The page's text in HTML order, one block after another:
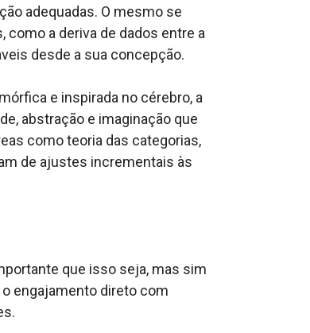
adequadas. O mesmo se
a deriva de dados entre a
desde a sua concepção.
e inspirada no cérebro, a
abstração e imaginação que
como teoria das categorias,
de ajustes incrementais às
que isso seja, mas sim
engajamento direto com